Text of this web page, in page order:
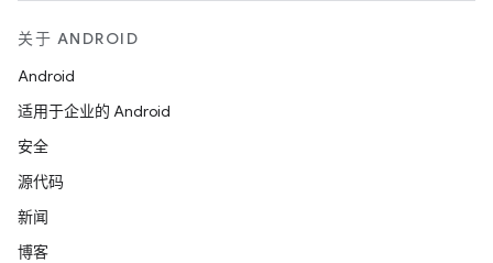
关于 ANDROID
Android
适用于企业的 Android
安全
源代码
新闻
博客